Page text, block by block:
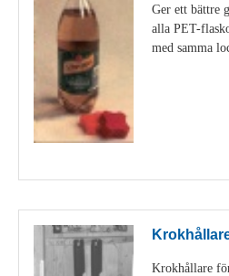
Ger ett bättre
alla PET-
med samma
Krokhållare